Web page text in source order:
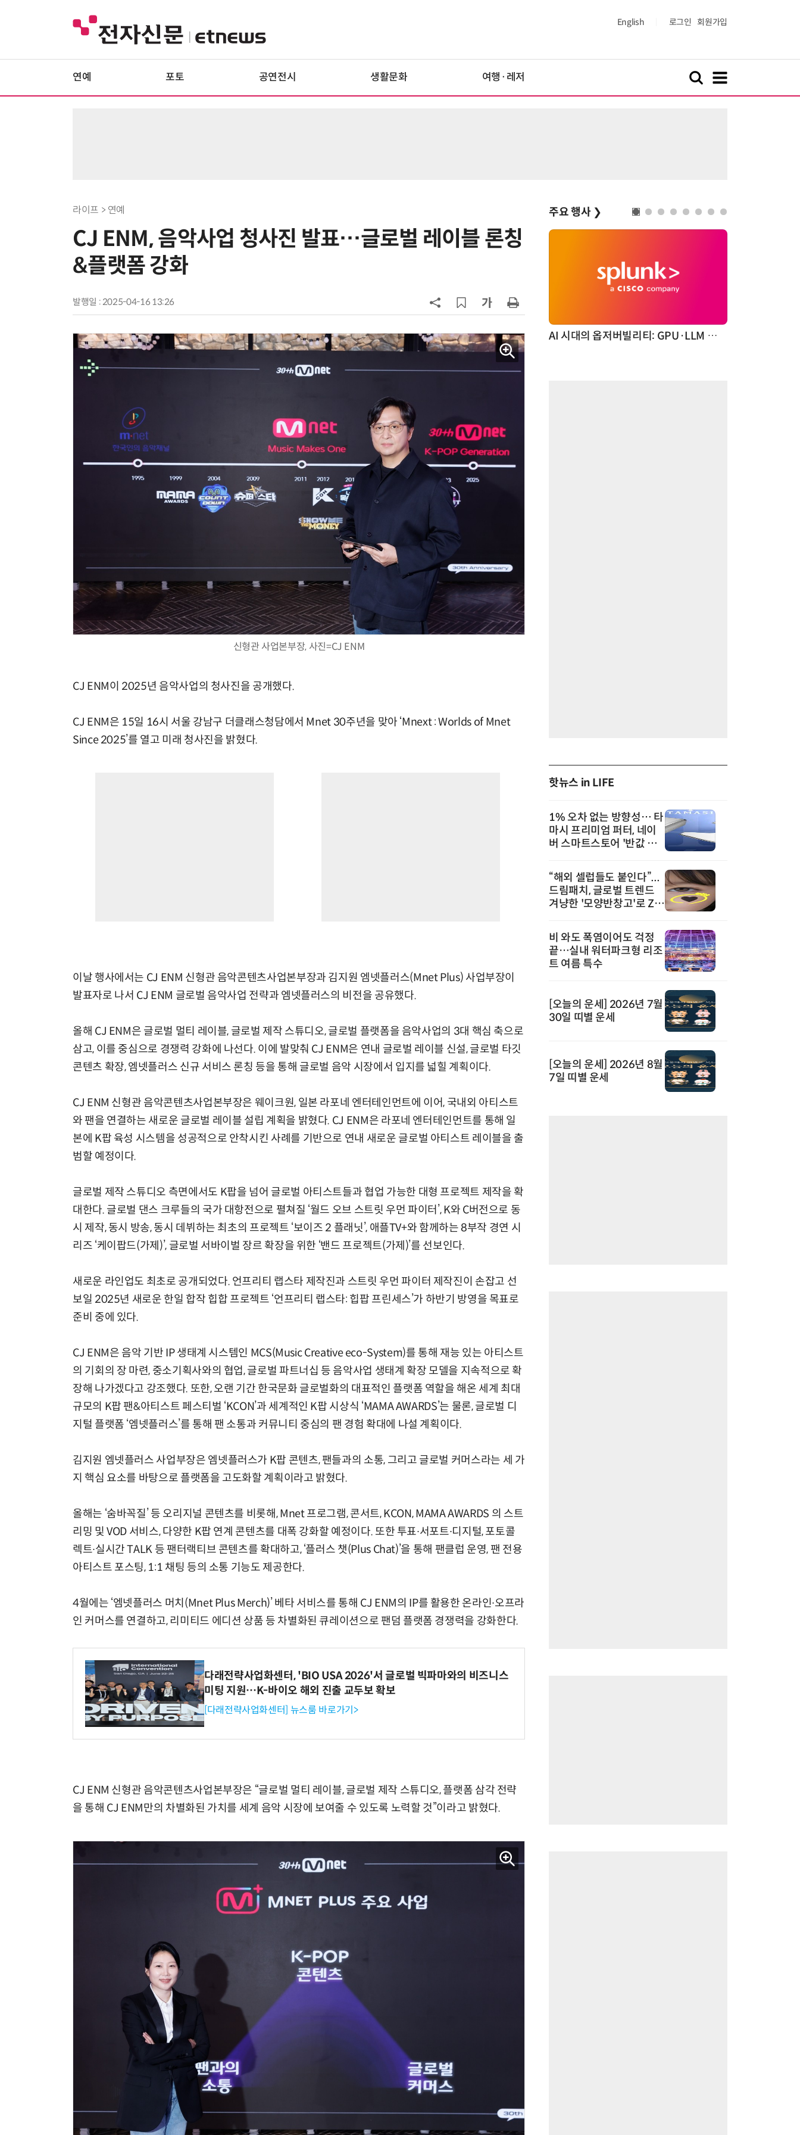
English 로그인 회원가입
연예 포토 공연전시 생활문화 여행·레저
라이프 > 연예
CJ ENM, 음악사업 청사진 발표…글로벌 레이블 론칭
&플랫폼 강화
발행일 : 2025-04-16 13:26
신형관 사업본부장, 사진=CJ ENM
CJ ENM이 2025년 음악사업의 청사진을 공개했다.
CJ ENM은 15일 16시 서울 강남구 더클래스청담에서 Mnet 30주년을 맞아 ‘Mnext : Worlds of Mnet
Since 2025’를 열고 미래 청사진을 밝혔다.
이날 행사에서는 CJ ENM 신형관 음악콘텐츠사업본부장과 김지원 엠넷플러스(Mnet Plus) 사업부장이
발표자로 나서 CJ ENM 글로벌 음악사업 전략과 엠넷플러스의 비전을 공유했다.
올해 CJ ENM은 글로벌 멀티 레이블, 글로벌 제작 스튜디오, 글로벌 플랫폼을 음악사업의 3대 핵심 축으로
삼고, 이를 중심으로 경쟁력 강화에 나선다. 이에 발맞춰 CJ ENM은 연내 글로벌 레이블 신설, 글로벌 타깃
콘텐츠 확장, 엠넷플러스 신규 서비스 론칭 등을 통해 글로벌 음악 시장에서 입지를 넓힐 계획이다.
CJ ENM 신형관 음악콘텐츠사업본부장은 웨이크원, 일본 라포네 엔터테인먼트에 이어, 국내외 아티스트
와 팬을 연결하는 새로운 글로벌 레이블 설립 계획을 밝혔다. CJ ENM은 라포네 엔터테인먼트를 통해 일
본에 K팝 육성 시스템을 성공적으로 안착시킨 사례를 기반으로 연내 새로운 글로벌 아티스트 레이블을 출
범할 예정이다.
글로벌 제작 스튜디오 측면에서도 K팝을 넘어 글로벌 아티스트들과 협업 가능한 대형 프로젝트 제작을 확
대한다. 글로벌 댄스 크루들의 국가 대항전으로 펼쳐질 ‘월드 오브 스트릿 우먼 파이터’, K와 C버전으로 동
시 제작, 동시 방송, 동시 데뷔하는 최초의 프로젝트 ‘보이즈 2 플래닛’, 애플TV+와 함께하는 8부작 경연 시
리즈 ‘케이팝드(가제)’, 글로벌 서바이벌 장르 확장을 위한 ‘밴드 프로젝트(가제)’를 선보인다.
새로운 라인업도 최초로 공개되었다. 언프리티 랩스타 제작진과 스트릿 우먼 파이터 제작진이 손잡고 선
보일 2025년 새로운 한일 합작 힙합 프로젝트 ‘언프리티 랩스타: 힙팝 프린세스’가 하반기 방영을 목표로
준비 중에 있다.
CJ ENM은 음악 기반 IP 생태계 시스템인 MCS(Music Creative eco-System)를 통해 재능 있는 아티스트
의 기회의 장 마련, 중소기획사와의 협업, 글로벌 파트너십 등 음악사업 생태계 확장 모델을 지속적으로 확
장해 나가겠다고 강조했다. 또한, 오랜 기간 한국문화 글로벌화의 대표적인 플랫폼 역할을 해온 세계 최대
규모의 K팝 팬&아티스트 페스티벌 ‘KCON’과 세계적인 K팝 시상식 ‘MAMA AWARDS’는 물론, 글로벌 디
지털 플랫폼 ‘엠넷플러스’를 통해 팬 소통과 커뮤니티 중심의 팬 경험 확대에 나설 계획이다.
김지원 엠넷플러스 사업부장은 엠넷플러스가 K팝 콘텐츠, 팬들과의 소통, 그리고 글로벌 커머스라는 세 가
지 핵심 요소를 바탕으로 플랫폼을 고도화할 계획이라고 밝혔다.
올해는 ‘숨바꼭질’ 등 오리지널 콘텐츠를 비롯해, Mnet 프로그램, 콘서트, KCON, MAMA AWARDS 의 스트
리밍 및 VOD 서비스, 다양한 K팝 연계 콘텐츠를 대폭 강화할 예정이다. 또한 투표∙서포트∙디지털, 포토콜
렉트∙실시간 TALK 등 팬터랙티브 콘텐츠를 확대하고, ‘플러스 챗(Plus Chat)’을 통해 팬클럽 운영, 팬 전용
아티스트 포스팅, 1:1 채팅 등의 소통 기능도 제공한다.
4월에는 ‘엠넷플러스 머치(Mnet Plus Merch)’ 베타 서비스를 통해 CJ ENM의 IP를 활용한 온라인∙오프라
인 커머스를 연결하고, 리미티드 에디션 상품 등 차별화된 큐레이션으로 팬덤 플랫폼 경쟁력을 강화한다.
다래전략사업화센터, 'BIO USA 2026'서 글로벌 빅파마와의 비즈니스
미팅 지원…K-바이오 해외 진출 교두보 확보
[다래전략사업화센터] 뉴스룸 바로가기>
CJ ENM 신형관 음악콘텐츠사업본부장은 “글로벌 멀티 레이블, 글로벌 제작 스튜디오, 플랫폼 삼각 전략
을 통해 CJ ENM만의 차별화된 가치를 세계 음악 시장에 보여줄 수 있도록 노력할 것”이라고 밝혔다.
주요 행사 ❯
AI Native Enterprise를 지원하는 AI Ready Data 플랫폼 활용 전략 AI 시대의 옵저버빌리티: GPU·LLM 모니터링부터 AI 기반 장애 대응까지 체계화 된 데이터가 곧 AI 시대의 경쟁력이다
핫뉴스 in LIFE
1% 오차 없는 방향성… 타
마시 프리미엄 퍼터, 네이
버 스마트스토어 '반값 할
“해외 셀럽들도 붙인다”...
드림패치, 글로벌 트렌드
겨냥한 '모양반창고'로 Z세
비 와도 폭염이어도 걱정
끝…실내 워터파크형 리조
트 여름 특수
[오늘의 운세] 2026년 7월
30일 띠별 운세
[오늘의 운세] 2026년 8월
7일 띠별 운세